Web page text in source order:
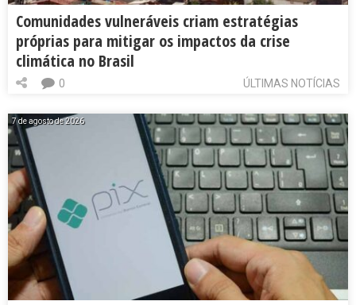
Comunidades vulneráveis criam estratégias
próprias para mitigar os impactos da crise
climática no Brasil
ÚLTIMAS NOTÍCIAS
0
7 de agosto de 2026